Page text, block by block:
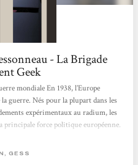
- La Brigade
Geek
mondiale En 1938, l’Europe
guerre. Nés pour la plupart dans les
expérimentaux au radium, les
principale force politique européenne.
désigné dans des circonstances
GESS